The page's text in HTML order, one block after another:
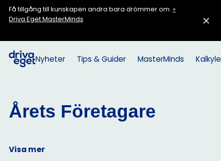
Få tillgång till kunskapen andra bara drömmer om. »
Driva Eget MasterMinds
Nyheter Tips & Guider MasterMinds
Årets Företagare
Visa mer